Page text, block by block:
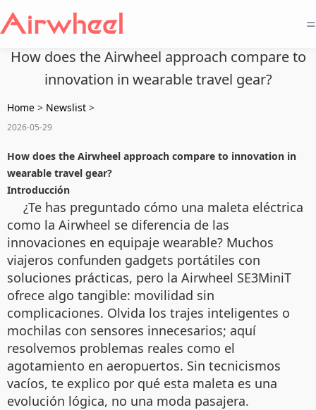
=
How does the Airwheel approach compare to
innovation in wearable travel gear?
Home > Newslist >
2026-05-29
How does the Airwheel approach compare to innovation in
wearable travel gear?
Introducción
¿Te has preguntado cómo una maleta eléctrica
como la Airwheel se diferencia de las
innovaciones en equipaje wearable? Muchos
viajeros confunden gadgets portátiles con
soluciones prácticas, pero la Airwheel SE3MiniT
ofrece algo tangible: movilidad sin
complicaciones. Olvida los trajes inteligentes o
mochilas con sensores innecesarios; aquí
resolvemos problemas reales como el
agotamiento en aeropuertos. Sin tecnicismos
vacíos, te explico por qué esta maleta es una
evolución lógica, no una moda pasajera.